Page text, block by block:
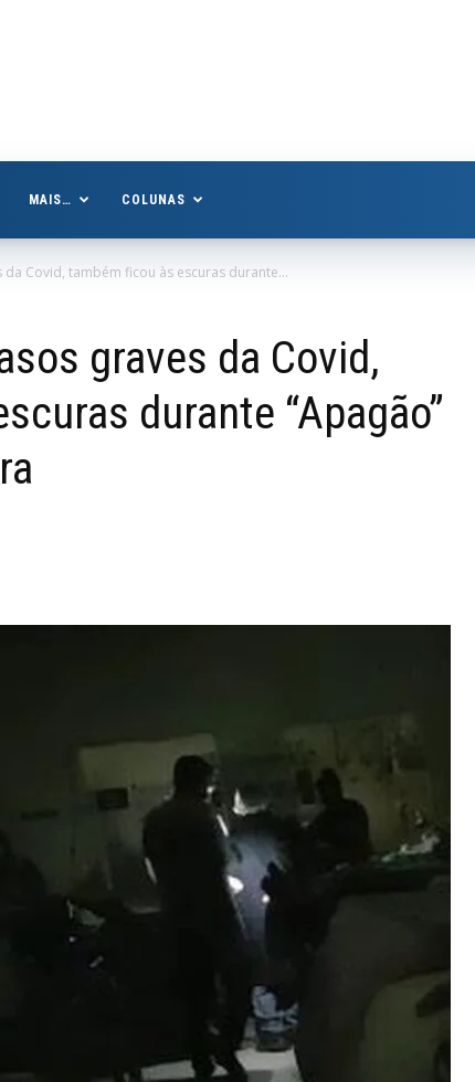
MAIS… COLUNAS
da Covid, também ficou às escuras durante...
graves da Covid,
durante “Apagão”